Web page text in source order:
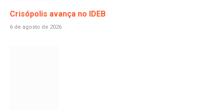
Crisópolis avança no IDEB
6 de agosto de 2026